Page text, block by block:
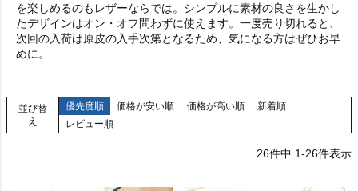
を楽しめるのもレザーならでは。シンプルに素材の良さを生かし
たデザインはオン・オフ問わずに使えます。一度売り切れると、
次回の入荷は原皮の入手次第となるため、気になる方はぜひお早
めに。
並び替
え
優先度順 価格が安い順 価格が高い順
新着順
レビュー順
26件中 1-26件表示